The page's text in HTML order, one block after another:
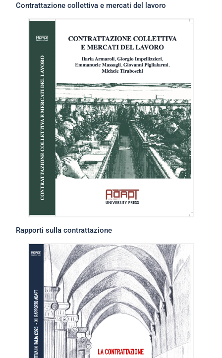
Contrattazione collettiva e mercati del lavoro
Rapporti sulla contrattazione